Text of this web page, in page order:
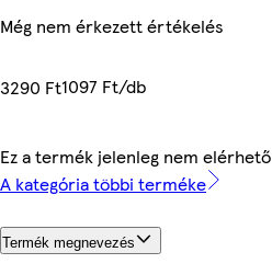
Még nem érkezett értékelés
3290 Ft1097 Ft/db
Ez a termék jelenleg nem elérhető
A kategória többi terméke
Termék megnevezés